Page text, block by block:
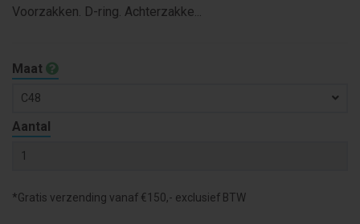
Voorzakken. D-ring. Achterzakke...
Maat
C48
Aantal
*Gratis verzending vanaf €150,- exclusief BTW